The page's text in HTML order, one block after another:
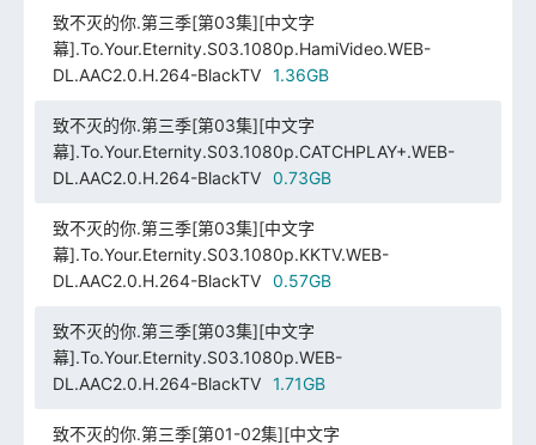
致不灭的你.第三季[第03集][中文字
幕].To.Your.Eternity.S03.1080p.HamiVideo.WEB-
DL.AAC2.0.H.264-BlackTV
1.36GB
致不灭的你.第三季[第03集][中文字
幕].To.Your.Eternity.S03.1080p.CATCHPLAY+.WEB-
DL.AAC2.0.H.264-BlackTV
0.73GB
致不灭的你.第三季[第03集][中文字
幕].To.Your.Eternity.S03.1080p.KKTV.WEB-
DL.AAC2.0.H.264-BlackTV
0.57GB
致不灭的你.第三季[第03集][中文字
幕].To.Your.Eternity.S03.1080p.WEB-
DL.AAC2.0.H.264-BlackTV
1.71GB
致不灭的你.第三季[第01-02集][中文字